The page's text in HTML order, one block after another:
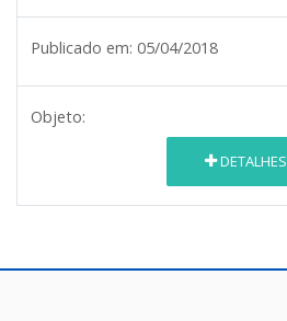
Publicado em: 05/04/2018
Objeto:
DETALHES